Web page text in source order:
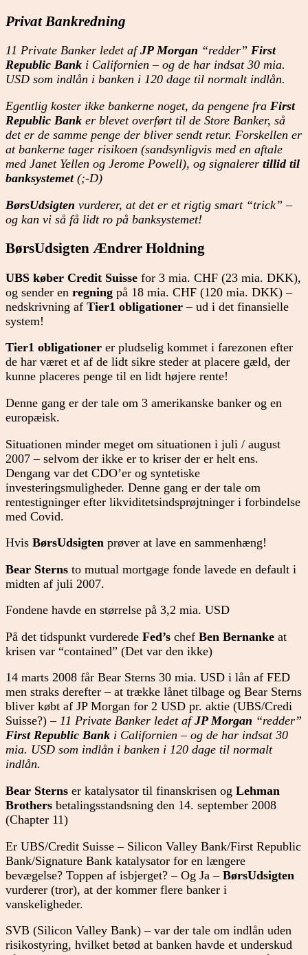
Privat Bankredning
11 Private Banker ledet afJP Morgan “redder” First
Republic Bank i Californien – og de har indsat 30 mia.
USD som indlån i banken i 120 dage til normalt indlån.
Egentlig koster ikke bankerne noget, da pengene fra First
Republic Bank er blevet overført til de Store Banker, så
det er de samme penge der bliver sendt retur. Forskellen er
at bankerne tager risikoen (sandsynligvis med en aftale
med Janet Yellen og Jerome Powell), og signalerer tillid til
banksystemet(;-D)
BørsUdsigten vurderer, at det er et rigtig smart “trick” –
og kan vi så få lidt ro på banksystemet!
BørsUdsigten Ændrer Holdning
UBS køber Credit Suisse for 3 mia. CHF (23 mia. DKK),
og sender en regning på 18 mia. CHF (120 mia. DKK) –
nedskrivning af Tier1 obligationer – ud i det finansielle
system!
Tier1 obligationer er pludselig kommet i farezonen efter
de har været et af de lidt sikre steder at placere gæld, der
kunne placeres penge til en lidt højere rente!
Denne gang er der tale om 3 amerikanske banker og en
europæisk.
Situationen minder meget om situationen i juli / august
2007 – selvom der ikke er to kriser der er helt ens.
Dengang var det CDO’er og syntetiske
investeringsmuligheder. Denne gang er der tale om
rentestigninger efter likviditetsindsprøjtninger i forbindelse
med Covid.
Hvis BørsUdsigten prøver at lave en sammenhæng!
Bear Sterns to mutual mortgage fonde lavede en default i
midten af juli 2007.
Fondene havde en størrelse på 3,2 mia. USD
På det tidspunkt vurderede Fed’s chef Ben Bernanke at
krisen var “contained” (Det var den ikke)
14 marts 2008 får Bear Sterns 30 mia. USD i lån af FED
men straks derefter – at trække lånet tilbage og Bear Sterns
bliver købt af JP Morgan for 2 USD pr. aktie (UBS/Credi
Suisse?) – 11 Private Banker ledet afJP Morgan “redder”
First Republic Bank i Californien – og de har indsat 30
mia. USD som indlån i banken i 120 dage til normalt
indlån.
Bear Sterns er katalysator til finanskrisen og Lehman
Brothers betalingsstandsning den 14. september 2008
(Chapter 11)
Er UBS/Credit Suisse – Silicon Valley Bank/First Republic
Bank/Signature Bank katalysator for en længere
bevægelse? Toppen af isbjerget? – Og Ja – BørsUdsigten
vurderer (tror), at der kommer flere banker i
vanskeligheder.
SVB (Silicon Valley Bank) – var der tale om indlån uden
risikostyring, hvilket betød at banken havde et underskud